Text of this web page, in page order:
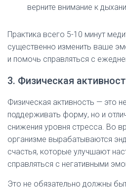
верните внимание к
Практика всего 5-10 минут
существенно изменить ваше
и помочь справляться с
3. Физическая
Физическая активность — это
поддерживать форму, но и
снижения уровня стресса. Во
организме вырабатываются
счастья, которые улучшают
справляться с негативными
Это не обязательно должны